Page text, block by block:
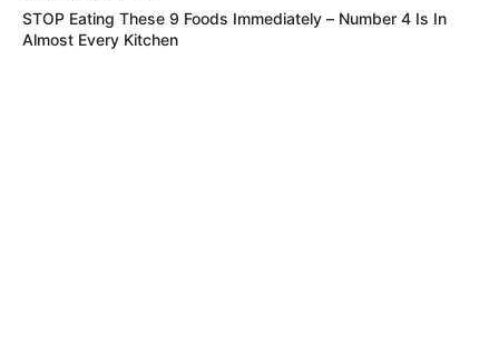
STOP Eating These 9 Foods Immediately – Number 4 Is In
Almost Every Kitchen